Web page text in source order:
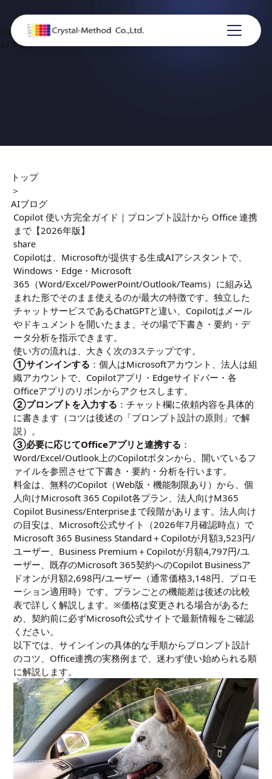
blog
AIブログ
トップ
＞
AIブログ
Copilot 使い方完全ガイド｜プロンプト設計から Office 連携
まで【2026年版】
share
Copilotは、Microsoftが提供する生成AIアシスタントで、
Windows・Edge・Microsoft
365（Word/Excel/PowerPoint/Outlook/Teams）に組み込
まれた形でそのまま使えるのが最大の特徴です。独立した
チャットサービスであるChatGPTと違い、Copilotはメール
やドキュメントを開いたまま、その場で下書き・要約・デ
ータ分析を指示できます。
使い方の流れは、大きく次の3ステップです。
①サインインする ：個人はMicrosoftアカウント、法人は組
織アカウントで、Copilotアプリ・Edgeサイドバー・各
Officeアプリのリボンからアクセスします。
②プロンプトを入力する ：チャット欄に依頼内容を具体的
に書きます（コツは後述の「プロンプト設計の原則」で解
説）。
③必要に応じてOfficeアプリと連携する ：
Word/Excel/Outlook上のCopilotボタンから、開いているフ
ァイルを参照させて下書き・要約・分析を行います。
料金は、無料のCopilot（Web版・機能制限あり）から、個
人向けMicrosoft 365 Copilot各プラン、法人向けM365
Copilot Business/Enterpriseまで段階があります。法人向け
の目安は、Microsoft公式サイト（2026年7月確認時点）で
Microsoft 365 Business Standard＋Copilotが月額3,523円/
ユーザー、Business Premium＋Copilotが月額4,797円/ユ
ーザー、既存のMicrosoft 365契約へのCopilot Businessア
ドオンが月額2,698円/ユーザー（通常価格3,148円、プロモ
ーション適用時）です。プランごとの機能差は後述の比較
表で詳しく解説します。※価格は変更される場合があるた
め、契約前に必ずMicrosoft公式サイトで最新情報をご確認
ください。
以下では、サインインの具体的な手順からプロンプト設計
のコツ、Office連携の実務例まで、迷わず使い始められる順
に解説します。